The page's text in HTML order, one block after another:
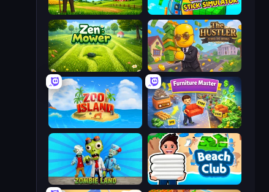
Gas Station - Stick Simulator
Harvest Land Tycoon
The Hustler
Zen Mower
Furniture Master: Idle Tycoon
Zoo Island
Beach Club
Zombie Land